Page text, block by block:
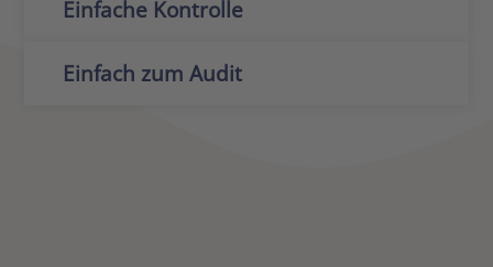
Einfache Kontrolle
Einfach zum Audit